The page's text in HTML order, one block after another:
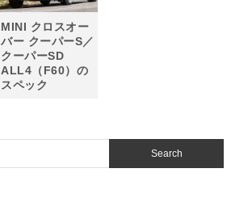
MINI クロスオー
バー クーパーS／
クーパーSD
ALL4（F60）の
スペック